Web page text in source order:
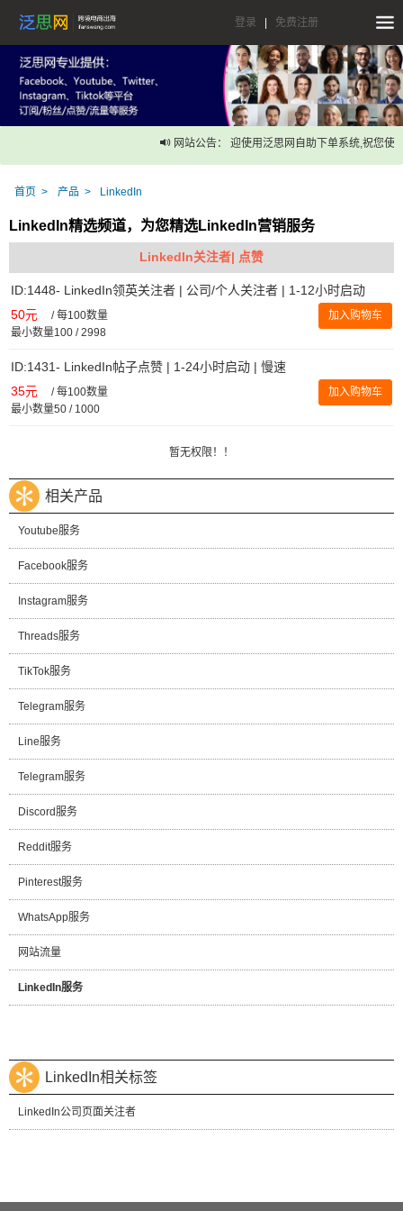
登录 免费注册
网站公告： 迎使用泛思网自助下单系统,祝您使用
首页 产品 LinkedIn
LinkedIn精选频道，为您精选LinkedIn营销服务
LinkedIn关注者| 点赞
ID:1448- LinkedIn领英关注者 | 公司/个人关注者 | 1-12小时启动
50元 /每100数量
最小数量100 / 2998
加入购物车
ID:1431- LinkedIn帖子点赞 | 1-24小时启动 | 慢速
35元 /每100数量
最小数量50 / 1000
加入购物车
暂无权限！！
相关产品
Youtube服务
Facebook服务
Instagram服务
Threads服务
TikTok服务
Telegram服务
Line服务
Telegram服务
Discord服务
Reddit服务
Pinterest服务
WhatsApp服务
网站流量
LinkedIn服务
LinkedIn相关标签
LinkedIn公司页面关注者